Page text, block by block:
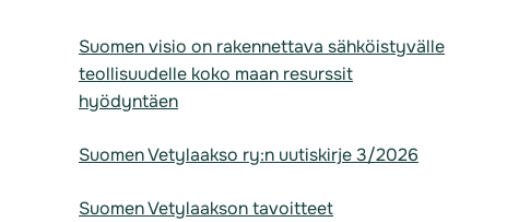
Suomen visio on rakennettava sähköistyvälle
teollisuudelle koko maan resurssit
hyödyntäen
Suomen Vetylaakso ry:n uutiskirje 3/2026
Suomen Vetylaakson tavoitteet